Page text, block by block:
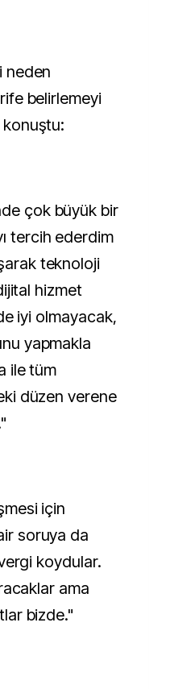
neden
belirlemeyi
konuştu:
çok büyük bir
tercih ederdim
teknoloji
hizmet
iyi olmayacak,
yapmakla
ile tüm
düzen verene
için
soruya da
koydular.
ama
bizde."